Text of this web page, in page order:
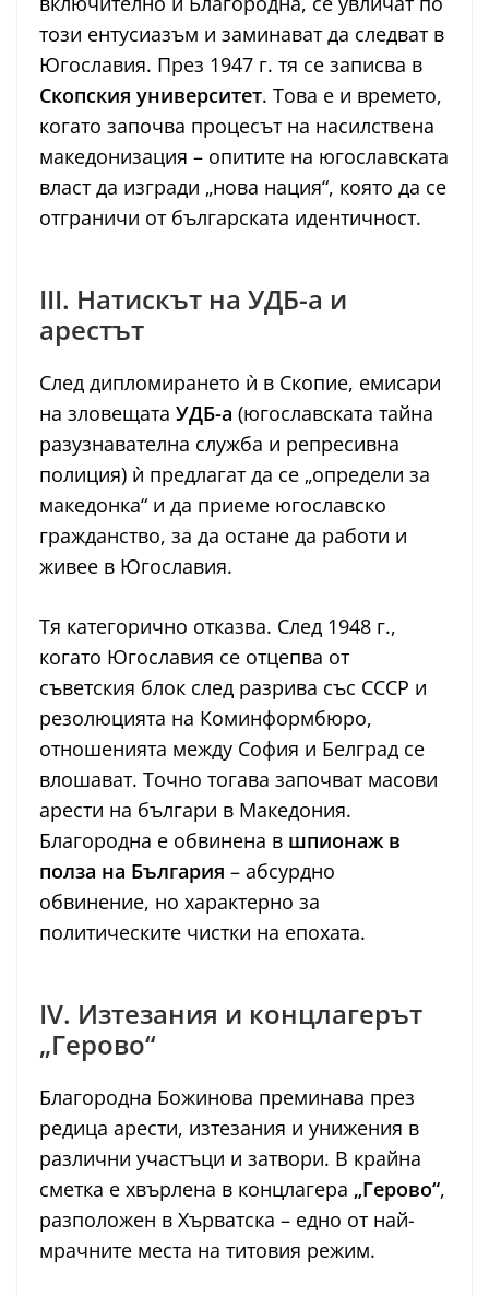
този ентусиазъм и заминават да следват в
Югославия. През 1947 г. тя се записва в
Скопския университет. Това е и времето,
когато започва процесът на насилствена
македонизация – опитите на югославската
власт да изгради „нова нация“, която да се
отграничи от българската идентичност.
III. Натискът на УДБ-а и
арестът
След дипломирането ѝ в Скопие, емисари
на зловещата УДБ-а (югославската тайна
разузнавателна служба и репресивна
полиция) ѝ предлагат да се „определи за
македонка“ и да приеме югославско
гражданство, за да остане да работи и
живее в Югославия.
Тя категорично отказва. След 1948 г.,
когато Югославия се отцепва от
съветския блок след разрива със СССР и
резолюцията на Коминформбюро,
отношенията между София и Белград се
влошават. Точно тогава започват масови
арести на българи в Македония.
Благородна е обвинена в шпионаж в
полза на България – абсурдно
обвинение, но характерно за
политическите чистки на епохата.
IV. Изтезания и концлагерът
„Герово“
Благородна Божинова преминава през
редица арести, изтезания и унижения в
различни участъци и затвори. В крайна
сметка е хвърлена в концлагера „Герово“,
разположен в Хърватска – едно от най-
мрачните места на титовия режим.